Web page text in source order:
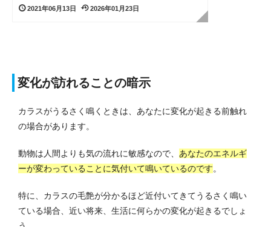
2021年06月13日 2026年01月23日
変化が訪れることの暗示
カラスがうるさく鳴くときは、あなたに変化が起きる前触れ
の場合があります。
動物は人間よりも気の流れに敏感なので、 あなたのエネルギ
ーが変わっていることに気付いて鳴いているのです。
特に、カラスの毛艶が分かるほど近付いてきてうるさく鳴い
ている場合、近い将来、生活に何らかの変化が起きるでしょ